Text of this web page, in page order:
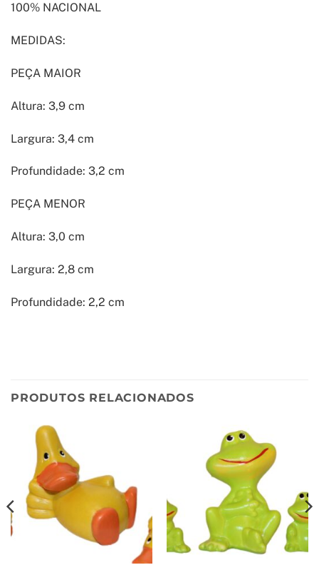
100% NACIONAL
MEDIDAS:
PEÇA MAIOR
Altura: 3,9 cm
Largura: 3,4 cm
Profundidade: 3,2 cm
PEÇA MENOR
Altura: 3,0 cm
Largura: 2,8 cm
Profundidade: 2,2 cm
PRODUTOS RELACIONADOS